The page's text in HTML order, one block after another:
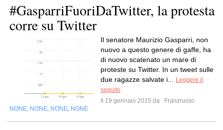
#GasparriFuoriDaTwitter, la protesta
corre su Twitter
Il senatore Maurizio Gasparri, non
nuovo a questo genere di gaffe, ha
di nuovo scatenato un mare di
proteste su Twitter. In un tweet sulle
due ragazze salvate i...
Leggere il
seguito
Il 19 gennaio 2015 da
Franzrusso
NONE NONE NONE NONE